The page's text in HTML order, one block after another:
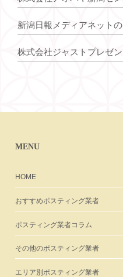
新潟日報メディアネット
株式会社ジャストプレゼ
MENU
HOME
おすすめポスティング業者
ポスティング業者コラム
その他のポスティング業者
エリア別ポスティング業者